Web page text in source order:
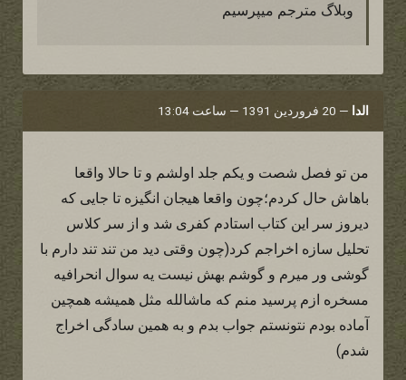
وبلاگ مترجم میپرسیم
الدا — 20 فروردین 1391 — ساعت 13:04
من تو فصل شصت و یکم جلد اولشم و تا حالا واقعا
باهاش حال کردم؛چون واقعا هیجان انگیزه تا جایی که
دیروز سر این کتاب استادم کفری شد و از سر کلاس
تحلیل سازه اخراجم کرد(چون وقتی دید من تند تند دارم با
گوشی ور میرم و گوشم بهش نیست یه سوال انحرافیه
مسخره ازم پرسید منم که ماشالله مثل همیشه همچین
آماده بودم نتونستم جواب بدم و به همین سادگی اخراج
شدم)